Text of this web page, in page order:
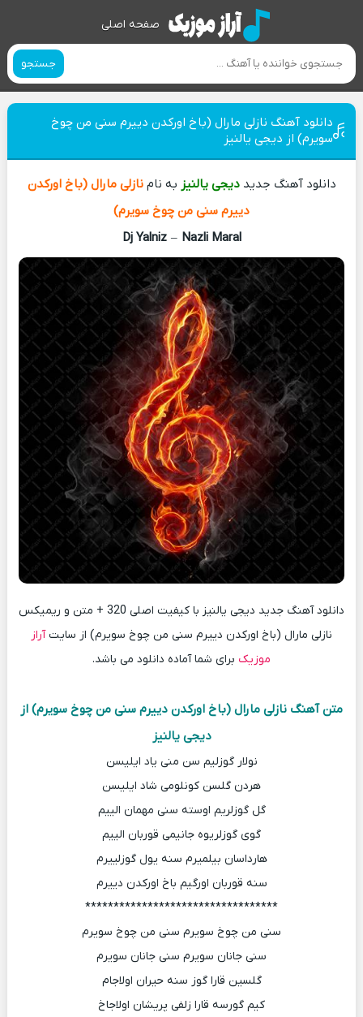
صفحه اصلی
جستجو
دانلود آهنگ نازلی مارال (باخ اورکدن دییرم سنی من چوخ
سویرم) از دیجی یالنیز
دانلود آهنگ جدیددیجی یالنیز به نامنازلی مارال (باخ اورکدن
دییرم سنی من چوخ سویرم)
Dj Yalniz – Nazli Maral
دانلود آهنگ جدید دیجی یالنیز با کیفیت اصلی 320 + متن و ریمیکس
نازلی مارال (باخ اورکدن دییرم سنی من چوخ سویرم) از سایتآراز
موزیک برای شما آماده دانلود می باشد.
متن آهنگ نازلی مارال (باخ اورکدن دییرم سنی من چوخ سویرم) از
دیجی یالنیز
نولار گوزلیم سن منی یاد ایلیسن
هردن گلسن کونلومی شاد ایلیسن
گل گوزلریم اوسته سنی مهمان الییم
گوی گوزلریوه جانیمی قوربان الییم
هارداسان بیلمیرم سنه یول گوزلییرم
سنه قوربان اورگیم باخ اورکدن دییرم
**********************************
سنی من چوخ سویرم سنی من چوخ سویرم
سنی جانان سویرم سنی جانان سویرم
گلسین قارا گوز سنه حیران اولاجام
کیم گورسه قارا زلفی پریشان اولاجاخ